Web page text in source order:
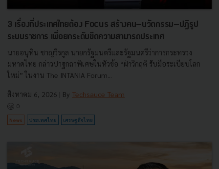
3 เรื่องที่ประเทศไทยต้อง Focus สร้างคน–นวัตกรรม–ปฏิรูป
ระบบราชการ เพื่อยกระดับขีดความสามารถประเทศ
นายอนุทิน ชาญวีรกูล นายกรัฐมนตรีและรัฐมนตรีว่าการกระทรวง
มหาดไทย กล่าวปาฐกถาพิเศษในหัวข้อ “ฝ่าวิกฤติ รับมือระเบียบโลก
ใหม่” ในงาน The INTANIA Forum...
สิงหาคม 6, 2026 | By Techsauce Team
0
News ประเทศไทย เศรษฐกิจไทย